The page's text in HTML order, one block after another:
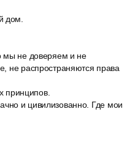
дом.
мы не доверяем и не
не распространяются права
принципов.
и цивилизованно. Где мои